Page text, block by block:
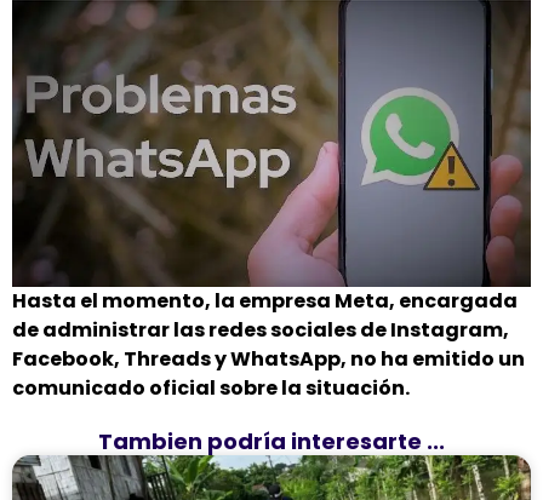
Hasta el momento, la empresa Meta, encargada
de administrar las redes sociales de Instagram,
Facebook, Threads y WhatsApp, no ha emitido un
comunicado oficial sobre la situación.
Tambien podría interesarte ...